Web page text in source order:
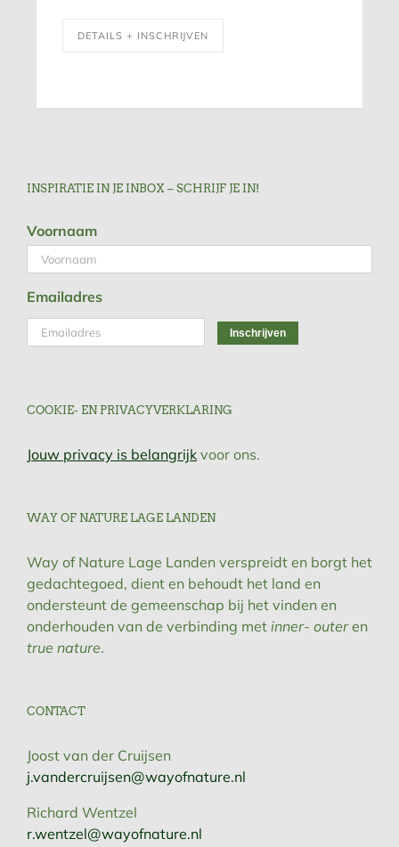
DETAILS + INSCHRIJVEN
INSPIRATIE IN JE INBOX – SCHRIJF JE IN!
Voornaam
Emailadres
COOKIE- EN PRIVACYVERKLARING
Jouw privacy is belangrijk voor ons.
WAY OF NATURE LAGE LANDEN
Way of Nature Lage Landen verspreidt en borgt het
gedachtegoed, dient en behoudt het land en
ondersteunt de gemeenschap bij het vinden en
onderhouden van de verbinding met inner- outeren
true nature.
CONTACT
Joost van der Cruijsen
j.vandercruijsen@wayofnature.nl
Richard Wentzel
r.wentzel@wayofnature.nl